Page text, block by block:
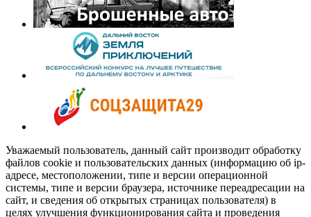
Уважаемый пользователь, данный сайт производит обработку
файлов cookie и пользовательских данных (информацию об ip-
адресе, местоположении, типе и версии операционной
системы, типе и версии браузера, источнике переадресации на
сайт, и сведения об открытых страницах пользователя) в
целях улучшения функционирования сайта и проведения